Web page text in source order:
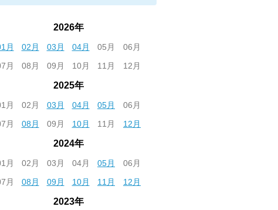
2026年
月 02月 03月 04月 05月
06月
月
08月 09月 10月 11月 12月
2025年
月 02月 03月 04月 05月
06月
月
08月 09月 10月 11月 12月
2024年
月 02月 03月 04月 05月
06月
月
08月 09月 10月 11月 12月
2023年